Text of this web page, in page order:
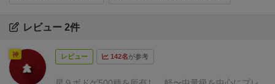
レビュー 2件
レビュー 142名が参考
神